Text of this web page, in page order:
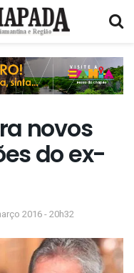
novos
do ex-
2016 - 20h32